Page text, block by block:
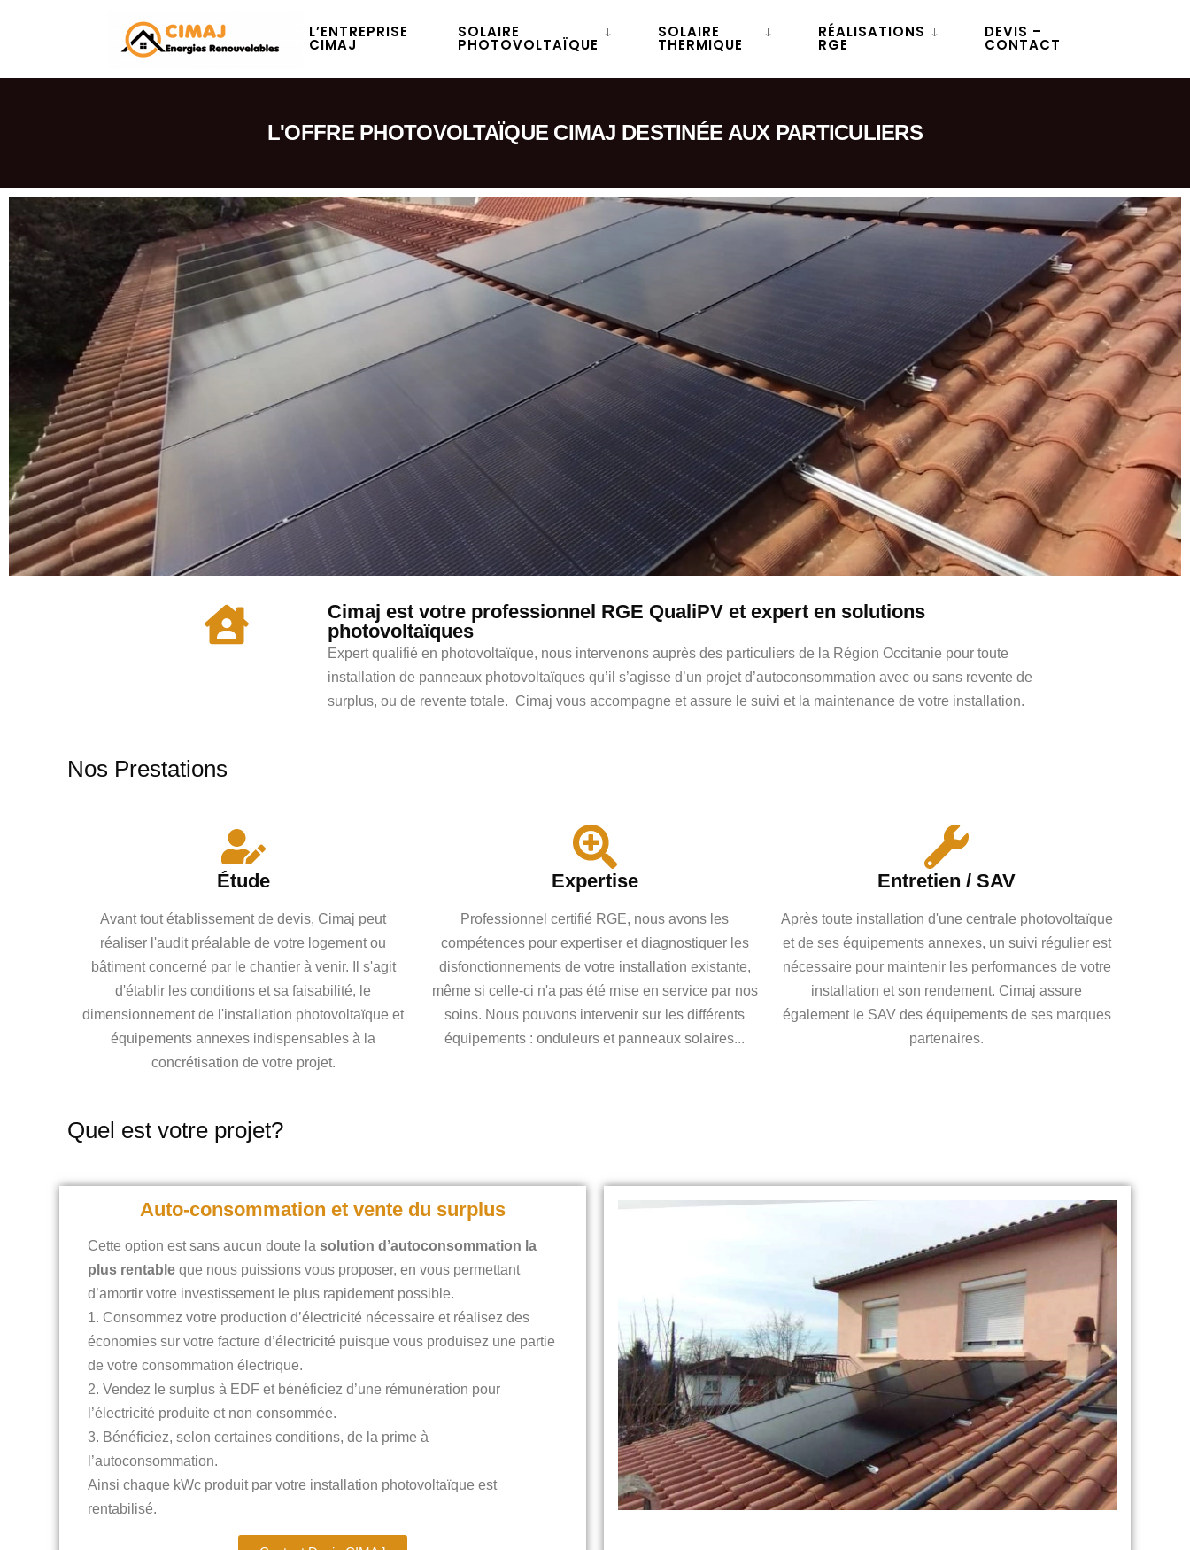
L’ENTREPRISE
CIMAJ
SOLAIRE
PHOTOVOLTAÏQUE
SOLAIRE
THERMIQUE
RÉALISATIONS
RGE
DEVIS –
CONTACT
L'OFFRE PHOTOVOLTAÏQUE CIMAJ DESTINÉE AUX PARTICULIERS
Cimaj est votre professionnel RGE QualiPV et expert en solutions
photovoltaïques
Expert qualifié en photovoltaïque, nous intervenons auprès des particuliers de la Région Occitanie pour toute
installation de panneaux photovoltaïques qu’il s’agisse d’un projet d’autoconsommation avec ou sans revente de
surplus, ou de revente totale. Cimaj vous accompagne et assure le suivi et la maintenance de votre installation.
Nos Prestations
Étude
Avant tout établissement de devis, Cimaj peut
réaliser l'audit préalable de votre logement ou
bâtiment concerné par le chantier à venir. Il s'agit
d'établir les conditions et sa faisabilité, le
dimensionnement de l'installation photovoltaïque et
équipements annexes indispensables à la
concrétisation de votre projet.
Expertise
Professionnel certifié RGE, nous avons les
compétences pour expertiser et diagnostiquer les
disfonctionnements de votre installation existante,
même si celle-ci n'a pas été mise en service par nos
soins. Nous pouvons intervenir sur les différents
équipements : onduleurs et panneaux solaires...
Entretien / SAV
Après toute installation d'une centrale photovoltaïque
et de ses équipements annexes, un suivi régulier est
nécessaire pour maintenir les performances de votre
installation et son rendement. Cimaj assure
également le SAV des équipements de ses marques
partenaires.
Quel est votre projet?
Auto-consommation et vente du surplus
Cette option est sans aucun doute lasolution d’autoconsommation la
plus rentable que nous puissions vous proposer, en vous permettant
d’amortir votre investissement le plus rapidement possible.
Consommez votre production d’électricité nécessaire et réalisez des
économies sur votre facture d’électricité puisque vous produisez une partie
de votre consommation électrique.
Vendez le surplus à EDF et bénéficiez d’une rémunération pour
l’électricité produite et non consommée.
Bénéficiez, selon certaines conditions, de la prime à
l’autoconsommation.
Ainsi chaque kWc produit par votre installation photovoltaïque est
rentabilisé.